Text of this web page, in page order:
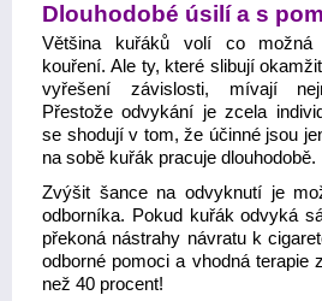
Dlouhodobé úsilí a s
Většina kuřáků volí co možná
kouření.Ale ty, které slibují
vyřešení závislosti, mívají
Přestože odvykání je zcela
se shodují v tom, že účinné jsou
na sobě kuřák pracuje dlouhodobě.
Zvýšit šance na odvyknutí je
odborníka. Pokud kuřák odvyká
překoná nástrahy návratu k
odborné pomoci a vhodná
než 40 procent!